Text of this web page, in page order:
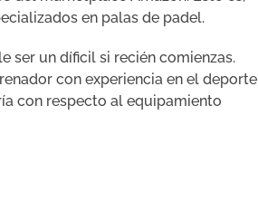
en palas de padel.
ser un díficil si recién comienzas.
con experiencia en el deporte
con respecto al equipamiento